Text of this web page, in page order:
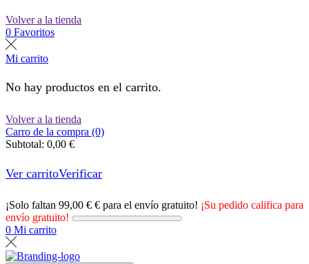
Volver a la tienda
0 Favoritos
Mi carrito
No hay productos en el carrito.
Volver a la tienda
Carro de la compra (0)
Subtotal: 0,00 €
Ver carritoVerificar
¡Solo faltan 99,00 € € para el envío gratuito! ¡Su pedido califica para
envío gratuito!
0 Mi carrito